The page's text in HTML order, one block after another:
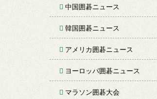
中国囲碁ニュース
韓国囲碁ニュース
アメリカ囲碁ニュース
ヨーロッパ囲碁ニュース
マラソン囲碁大会